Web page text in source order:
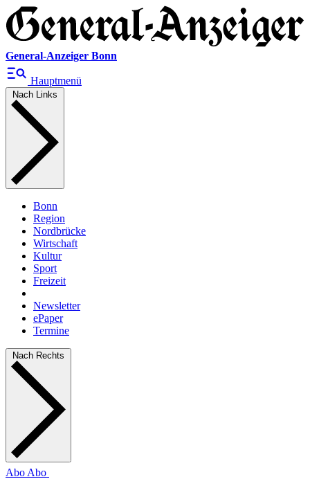
General-Anzeiger Bonn
Hauptmenü
Nach Links
Bonn
Region
Nordbrücke
Wirtschaft
Kultur
Sport
Freizeit
Newsletter
ePaper
Termine
Nach Rechts
Abo Abo